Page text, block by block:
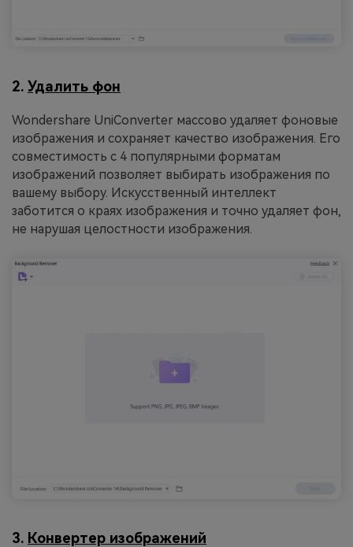
2. Удалить фон
Wondershare UniConverter массово удаляет фоновые
изображения и сохраняет качество изображения. Его
совместимость с 4 популярными форматам
изображений позволяет выбирать изображения по
вашему выбору. Искусственный интеллект
заботится о краях изображения и точно удаляет фон,
не нарушая целостности изображения.
3. Конвертер изображений